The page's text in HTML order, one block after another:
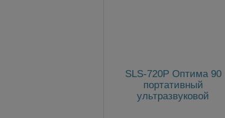
SLS-720P Оптима 90
портативный
ультразвуковой